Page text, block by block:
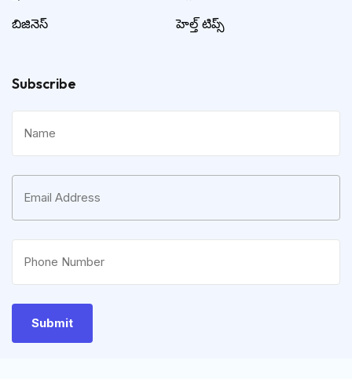
బిజినెస్ హెల్త్ టిప్స్
Subscribe